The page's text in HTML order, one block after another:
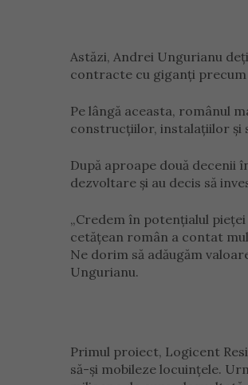
Astăzi, Andrei Ungurianu
contracte cu giganți precum
Pe lângă aceasta, românul
construcțiilor, instalațiilor și
După aproape două decenii
dezvoltare și au decis să
„Credem în potențialul
cetățean român a contat
Ne dorim să adăugăm
Ungurianu.
Primul proiect, Logicent
să-și mobileze locuințele.